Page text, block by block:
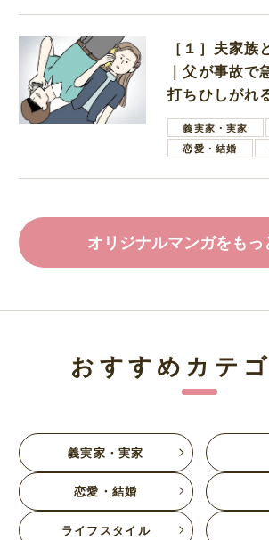
［１］夫家
｜父が事故で
打ちひしがれ
葉で励ます夫
義実家・実家
恋愛・結婚
オリジナルマンガをもっ
おすすめカテ
義実家・実家
恋愛・結婚
ライフスタイル